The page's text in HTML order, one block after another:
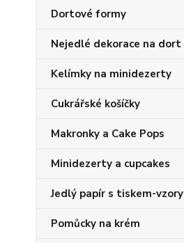
Dortové formy
Nejedlé dekorace na dort
Kelímky na minidezerty
Cukrářské košíčky
Makronky a Cake Pops
Minidezerty a cupcakes
Jedlý papír s tiskem-vzory
Pomůcky na krém